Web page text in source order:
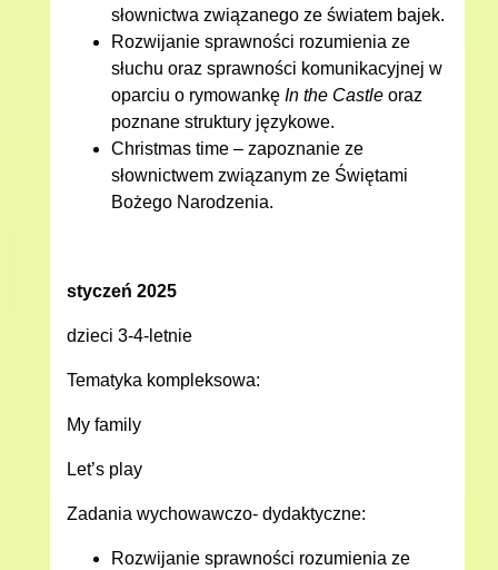
słownictwa związanego ze światem bajek.
Rozwijanie sprawności rozumienia ze
słuchu oraz sprawności komunikacyjnej w
oparciu o rymowankę In the Castle oraz
poznane struktury językowe.
Christmas time – zapoznanie ze
słownictwem związanym ze Świętami
Bożego Narodzenia.
styczeń 2025
dzieci 3-4-letnie
Tematyka kompleksowa:
My family
Let’s play
Zadania wychowawczo- dydaktyczne:
Rozwijanie sprawności rozumienia ze